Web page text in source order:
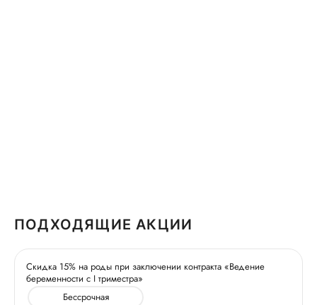
ПОДХОДЯЩИЕ АКЦИИ
Скидка 15% на роды при заключении контракта «Ведение
беременности с I триместра»
Бессрочная